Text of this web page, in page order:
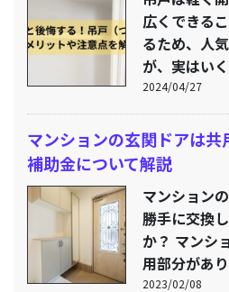
広くできる
るため、人
が、実はい
2024/04/27
マンションの玄関ドアは
補助金について解説
マンション
勝手に交換
か？ マンシ
用部分があ
2023/02/08